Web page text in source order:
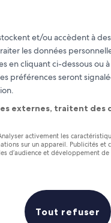
pour
7 août
coup d’œil
et/ou accèdent à
les données
en cliquant ci-dessous ou
préférences seront
externes, traitent des
activement les
sur un appareil. Publicités et
d’audience et développement de
Tout refuser